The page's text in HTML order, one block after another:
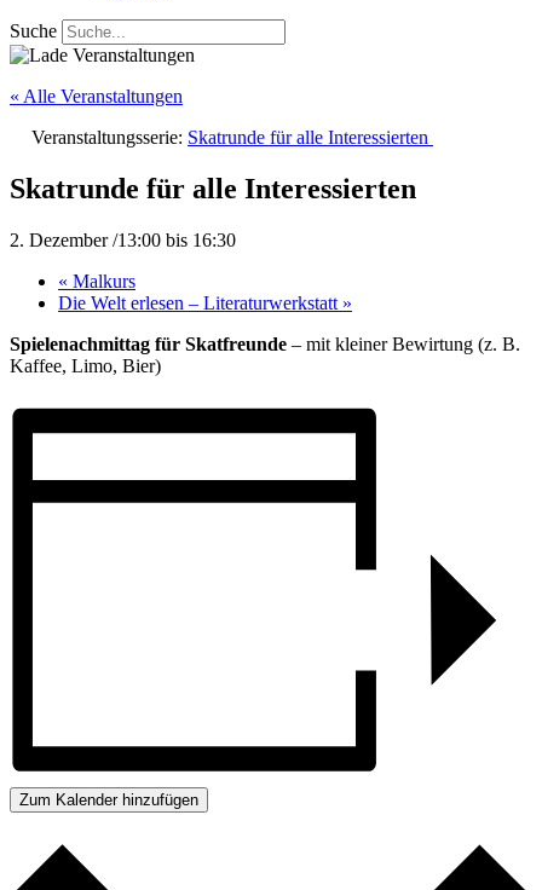
Suche
« Alle Veranstaltungen
Veranstaltungsserie: Skatrunde für alle Interessierten
Skatrunde für alle Interessierten
2. Dezember /13:00 bis 16:30
« Malkurs
Die Welt erlesen – Literaturwerkstatt »
Spielenachmittag für Skatfreunde – mit kleiner Bewirtung (z. B.
Kaffee, Limo, Bier)
Zum Kalender hinzufügen